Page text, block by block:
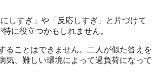
しすぎ」や「反応しすぎ」と片づけて
特に役立つかもしれません。
ることはできません。二人が似た答えを
気、難しい環境によって過負荷になって